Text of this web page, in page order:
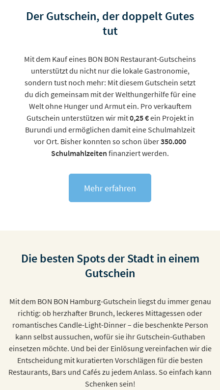
Der Gutschein, der doppelt Gutes
tut
Mit dem Kauf eines BON BON Restaurant-Gutscheins
unterstützt du nicht nur die lokale Gastronomie,
sondern tust noch mehr: Mit diesem Gutschein setzt
du dich gemeinsam mit der Welthungerhilfe für eine
Welt ohne Hunger und Armut ein. Pro verkauftem
Gutschein unterstützen wir mit0,25 €ein Projekt in
Burundi und ermöglichen damit eine Schulmahlzeit
vor Ort. Bisher konnten so schon über350.000
Schulmahlzeiten finanziert werden.
Mehr erfahren
Die besten Spots der Stadt in einem
Gutschein
Mit dem BON BON Hamburg-Gutschein liegst du immer genau
richtig: ob herzhafter Brunch, leckeres Mittagessen oder
romantisches Candle-Light-Dinner – die beschenkte Person
kann selbst aussuchen, wofür sie ihr Gutschein-Guthaben
einsetzen möchte. Und bei der Einlösung vereinfachen wir die
Entscheidung mit kuratierten Vorschlägen für die besten
Restaurants, Bars und Cafés zu jedem Anlass. So einfach kann
Schenken sein!